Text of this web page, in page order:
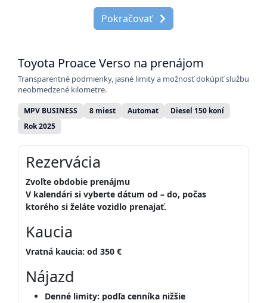
Pokračovať
Toyota Proace Verso na prenájom
Transparentné podmienky, jasné limity a možnosť dokúpiť službu
neobmedzené kilometre.
MPV BUSINESS 8 miest Automat
Diesel 150 koní
Rok 2025
Rezervácia
Zvoľte obdobie prenájmu
V kalendári si vyberte dátum od – do, počas
ktorého si želáte vozidlo prenajať.
Kaucia
Vratná kaucia: od 350 €
Nájazd
Denné limity: podľa cenníka nižšie